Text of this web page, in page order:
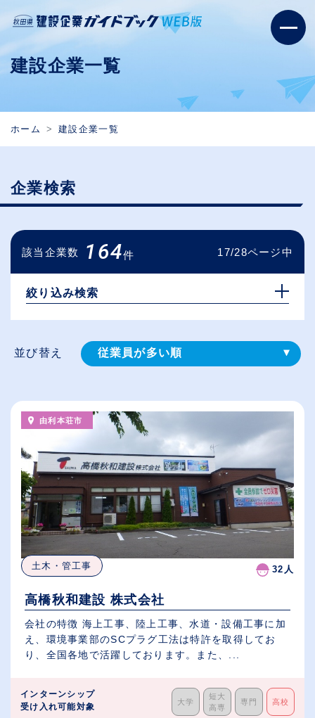
建設企業一覧
ホーム 建設企業一覧
企業検索
該当企業数 164件 17/28ページ中
絞り込み検索
並び替え 従業員が多い順
給与が高い順
（⾼卒の給与を基準）
休日数が多い順
由利本荘市
土木・管工事 32人
高橋秋和建設 株式会社
会社の特徴 海上工事、陸上工事、水道・設備工事に加
え、環境事業部のSCプラグ工法は特許を取得してお
り、全国各地で活躍しております。また、...
インターンシップ
受け入れ可能対象
大学
短大
高専
専門 高校